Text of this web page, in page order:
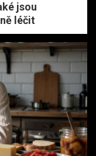
jsou
léčit